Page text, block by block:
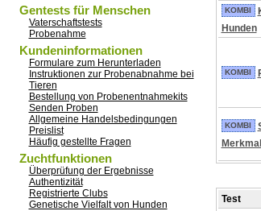
Gentests für Menschen
Vaterschaftstests
Probenahme
Kundeninformationen
Formulare zum Herunterladen
Instruktionen zur Probenabnahme bei
Tieren
Bestellung von Probenentnahmekits
Senden Proben
Allgemeine Handelsbedingungen
Preislist
Häufig gestellte Fragen
Zuchtfunktionen
Überprüfung der Ergebnisse
Authentizität
Registrierte Clubs
Genetische Vielfalt von Hunden
KOMBI
Hunden
KOMBI
KOMBI
Test